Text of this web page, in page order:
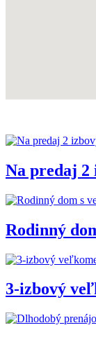
Na predaj 2
Rodinný
3-izbový